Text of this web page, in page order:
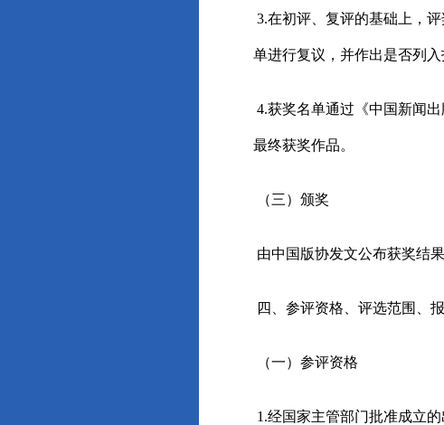
3.在初评、复评的基础上，
单进行复议，并作出是否列入
4.获奖名单通过《中国新闻
最终获奖作品。
（三）颁奖
由中国版协发文公布获奖结
四、参评资格、评选范围、
（一）参评资格
1.经国家主管部门批准成立